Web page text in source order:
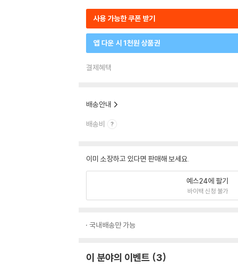
사용 가능한 쿠폰 받기
앱 다운 시 1천원 상품권
결제혜택
배송안내
배송비
이미 소장하고 있다면 판매해 보세요.
예스24에 팔기
바이백 신청 불가
국내배송만 가능
이 분야의 이벤트 3